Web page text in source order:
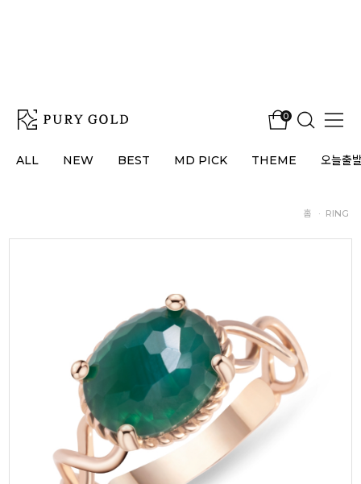
0
ALL NEW BEST MD PICK THEME 오늘출
홈 · RING